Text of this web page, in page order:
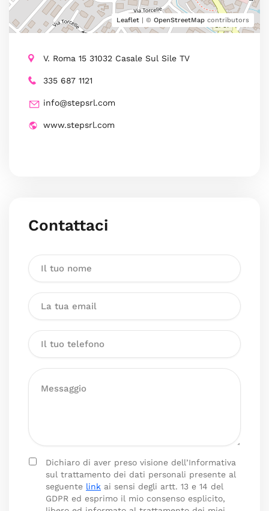
Leaflet | © OpenStreetMap contributors
V. Roma 15 31032 Casale Sul Sile TV
335 687 1121
info@stepsrl.com
www.stepsrl.com
Contattaci
Dichiaro di aver preso visione dell’Informativa
sul trattamento dei dati personali presente al
seguente link ai sensi degli artt. 13 e 14 del
GDPR ed esprimo il mio consenso esplicito,